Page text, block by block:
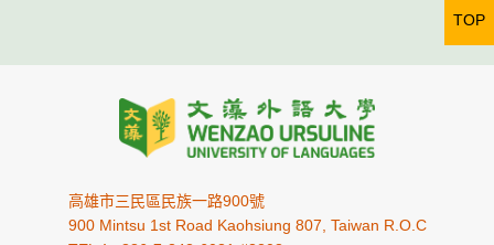
高雄市三民區民族一路900號
900 Mintsu 1st Road Kaohsiung 807, Taiwan R.O.C
TOP